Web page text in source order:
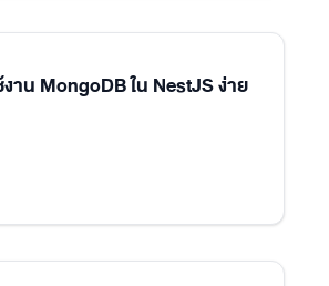
าน MongoDB ใน NestJS ง่าย